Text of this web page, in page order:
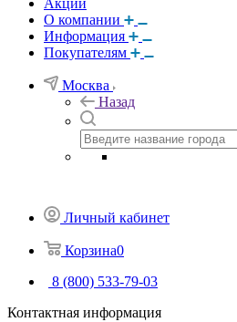
Акции
О компании
Информация
Покупателям
Москва
Назад
Личный кабинет
Корзина0
8 (800) 533-79-03
Контактная информация